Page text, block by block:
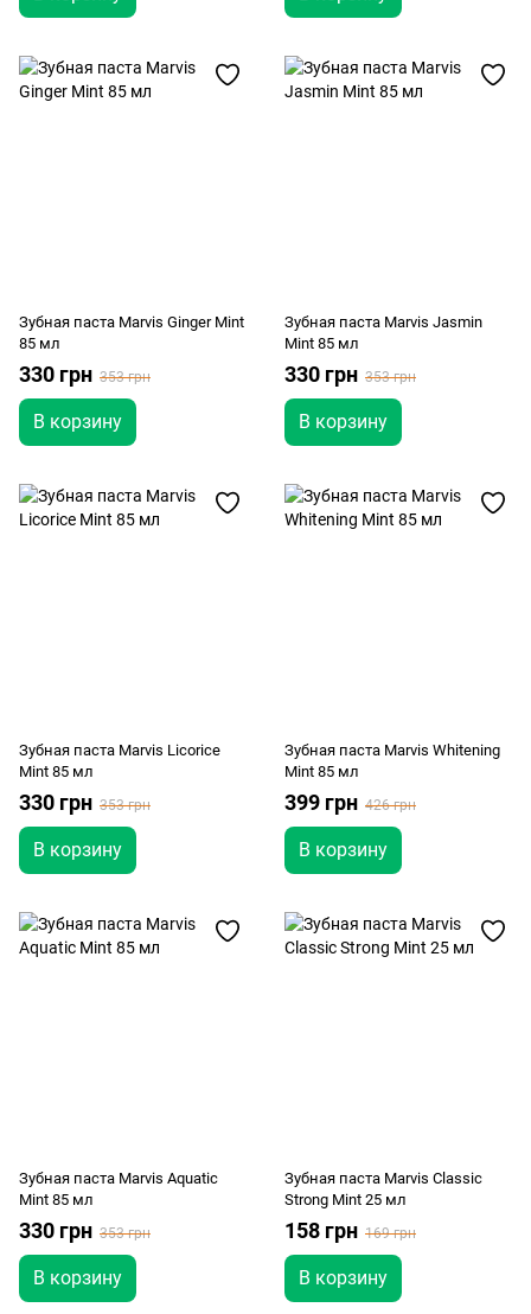
Зубная паста Marvis Ginger Mint
85 мл
330 грн 353 грн
В корзину
Зубная паста Marvis Jasmin
Mint 85 мл
330 грн 353 грн
В корзину
Зубная паста Marvis Licorice
Mint 85 мл
330 грн 353 грн
В корзину
Зубная паста Marvis Whitening
Mint 85 мл
399 грн 426 грн
В корзину
Зубная паста Marvis Aquatic
Mint 85 мл
330 грн 353 грн
В корзину
Зубная паста Marvis Classic
Strong Mint 25 мл
158 грн 169 грн
В корзину